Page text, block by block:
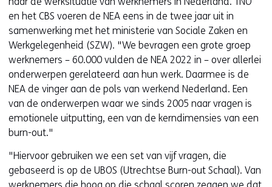
en het CBS voeren de NEA eens in de twee jaar uit in
samenwerking met het ministerie van Sociale Zaken en
Werkgelegenheid (SZW). "We bevragen een grote groep
werknemers – 60.000 vulden de NEA 2022 in – over allerlei
onderwerpen gerelateerd aan hun werk. Daarmee is de
NEA de vinger aan de pols van werkend Nederland. Een
van de onderwerpen waar we sinds 2005 naar vragen is
emotionele uitputting, een van de kerndimensies van een
burn-out."
"Hiervoor gebruiken we een set van vijf vragen, die
gebaseerd is op de UBOS (Utrechtse Burn-out Schaal). Van